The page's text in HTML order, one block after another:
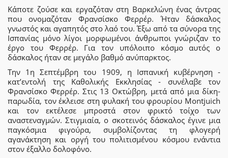
Κάποτε ζούσε και εργαζόταν στη Βαρκελώνη ένας άντρας
που ονομαζόταν Φρανσίσκο Φερρέρ. Ήταν δάσκαλος
γνωστός και αγαπητός στο λαό του. Έξω από τα σύνορα της
Ισπανίας μόνο λίγοι μορφωμένοι άνθρωποι γνώριζαν το
έργο του Φερρέρ. Για τον υπόλοιπο κόσμο αυτός ο
δάσκαλος ήταν σε μεγάλο βαθμό ανύπαρκτος.
Την 1η Σεπτέμβρη του 1909, η Ισπανική κυβέρνηση -
κατ’εντολή της Καθολικής Εκκλησίας - συνέλαβε τον
Φρανσίσκο Φερρέρ. Στις 13 Οκτώβρη, μετά από μια δίκη-
παρωδία, τον έκλεισε στη φυλακή του φρουρίου Montjuich
και τον εκτέλεσε μπροστά στον φρικτό τοίχο των
αναστεναγμών. Στιγμιαία, ο σκοτεινός δάσκαλος έγινε μια
παγκόσμια φιγούρα, συμβολίζοντας τη φλογερή
αγανάκτηση και οργή του πολιτισμένου κόσμου ενάντια
στον έξαλλο δολοφόνο.